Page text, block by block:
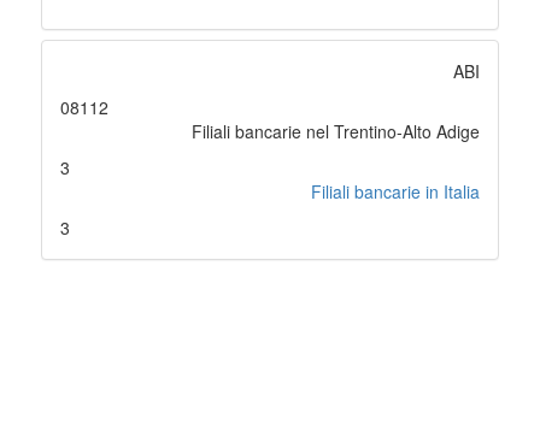
ABI
08112
Filiali bancarie nel Trentino-Alto Adige
3
Filiali bancarie in Italia
3